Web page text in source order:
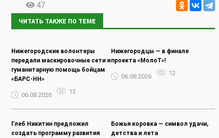
47
ЧИТАТЬ ТАКЖЕ ПО ТЕМЕ
Нижегородские волонтеры
передали маскировочные сети и
гуманитарную помощь бойцам
«БАРС-НН»
06.08.2026 12
Нижегородцы — в финале
проекта «МолоТ»!
06.08.2026 12
Глеб Никитин предложил
создать программу развития
Божья коровка — символ удачи,
детства и лета